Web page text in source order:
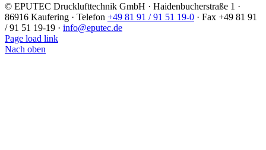
© EPUTEC Drucklufttechnik GmbH · Haidenbucherstraße 1 ·
86916 Kaufering · Telefon +49 81 91 / 91 51 19-0 · Fax +49 81 91
/ 91 51 19-19 · info@eputec.de
Page load link
Nach oben